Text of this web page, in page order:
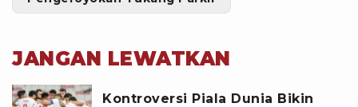
JANGAN LEWATKAN
Kontroversi Piala Dunia Bikin